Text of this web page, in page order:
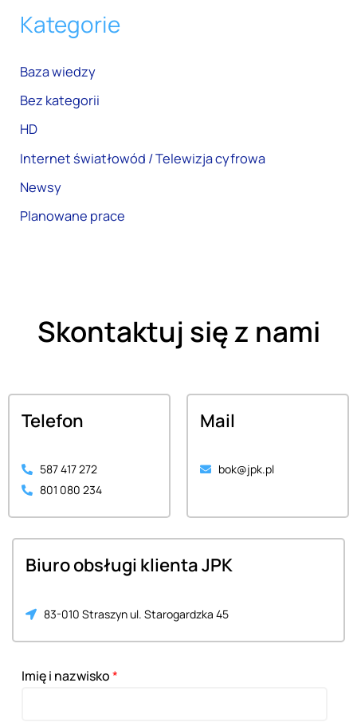
Kategorie
Baza wiedzy
Bez kategorii
HD
Internet światłowód / Telewizja cyfrowa
Newsy
Planowane prace
Skontaktuj się z nami
Telefon
587 417 272
801 080 234
Mail
bok@jpk.pl
Biuro obsługi klienta JPK
83-010 Straszyn ul. Starogardzka 45
Imię i nazwisko*